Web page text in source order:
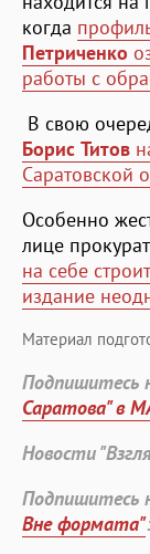
когда
Петриченко
работы с
В свою
Борис Титов
Саратовской
Особенно
лице
на себе
издание
Материал
Подпишитесь
Саратова" в
Новости
Подпишитесь
Вне формата"